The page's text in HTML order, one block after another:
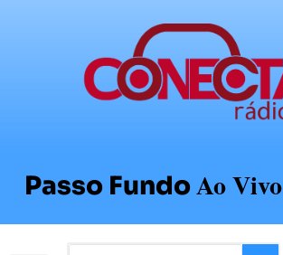
Passo FundoAo Vivo